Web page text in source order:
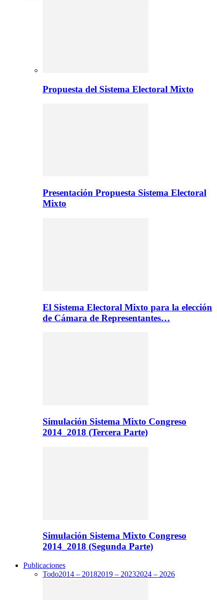
Propuesta del Sistema Electoral Mixto
Presentación Propuesta Sistema Electoral
Mixto
El Sistema Electoral Mixto para la elección
de Cámara de Representantes…
Simulación Sistema Mixto Congreso
2014_2018 (Tercera Parte)
Simulación Sistema Mixto Congreso
2014_2018 (Segunda Parte)
Publicaciones
Todo2014 – 20182019 – 20232024 – 2026